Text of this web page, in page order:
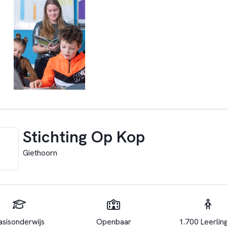
Stichting Op Kop
Giethoorn
Openbaar 1.700